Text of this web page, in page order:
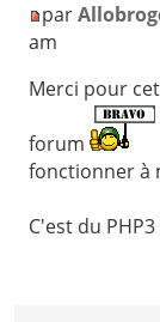
par
am
Merci pour
forum
fonctionner à
C'est du PHP3